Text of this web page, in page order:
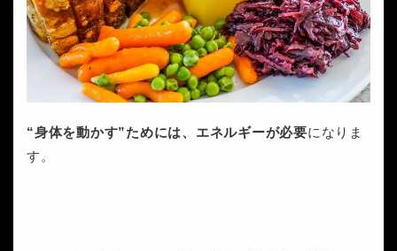
“身体を動かす”ためには、エネルギーが必要になりま
す。